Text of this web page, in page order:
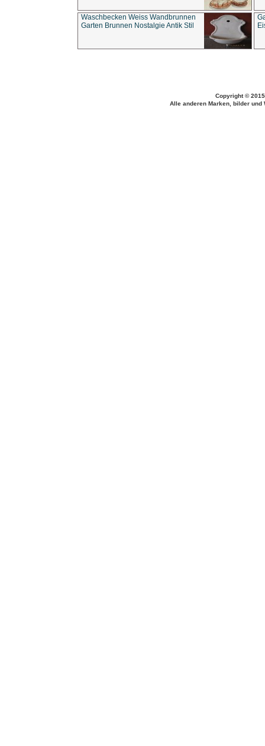
Waschbecken Weiss Wandbrunnen
Garten Brunnen Nostalgie Antik Stil
Copyright ©
Alle anderen Marken, bilder und